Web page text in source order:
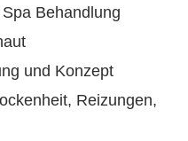
Behandlung
und Konzept
Reizungen,